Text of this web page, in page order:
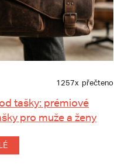
1257x přečteno
tašky: prémiové
pro muže a ženy